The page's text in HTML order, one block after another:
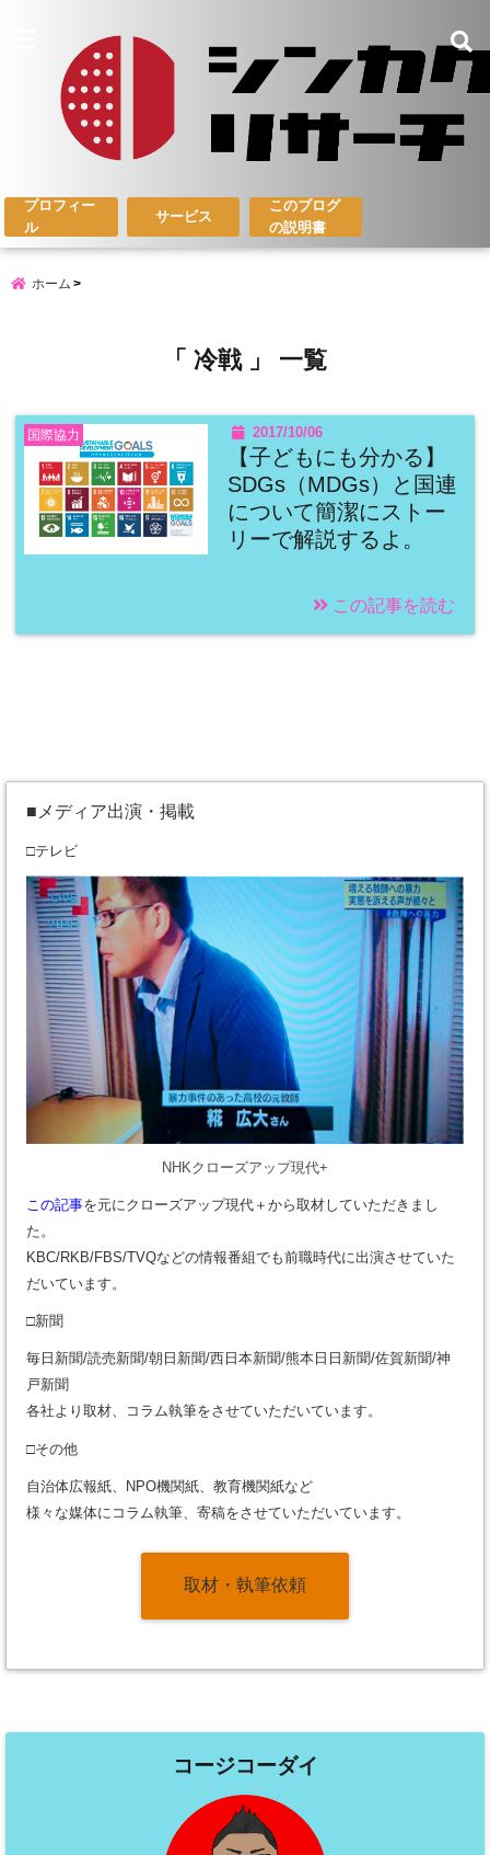
プロフィー
ル
サービス
このブログ
の説明書
ホーム
「 冷戦 」 一覧
国際協力 2017/10/06
【子どもにも分かる】
SDGs（MDGs）と国連
について簡潔にストー
リーで解説するよ。
この記事を読む
■メディア出演・掲載
□テレビ
NHKクローズアップ現代+
この記事を元にクローズアップ現代＋から取材していただきまし
た。
KBC/RKB/FBS/TVQなどの情報番組でも前職時代に出演させていた
だいています。
□新聞
毎日新聞/読売新聞/朝日新聞/西日本新聞/熊本日日新聞/佐賀新聞/神
戸新聞
各社より取材、コラム執筆をさせていただいています。
□その他
自治体広報紙、NPO機関紙、教育機関紙など
様々な媒体にコラム執筆、寄稿をさせていただいています。
取材・執筆依頼
コージコーダイ